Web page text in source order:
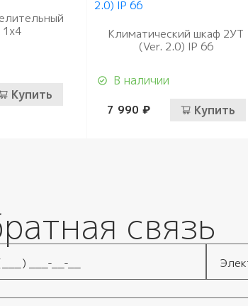
Купить
Климатический шкаф 2УТ
(Ver. 2.0) IP 66
В наличии
7 990 ₽ Купить
связь